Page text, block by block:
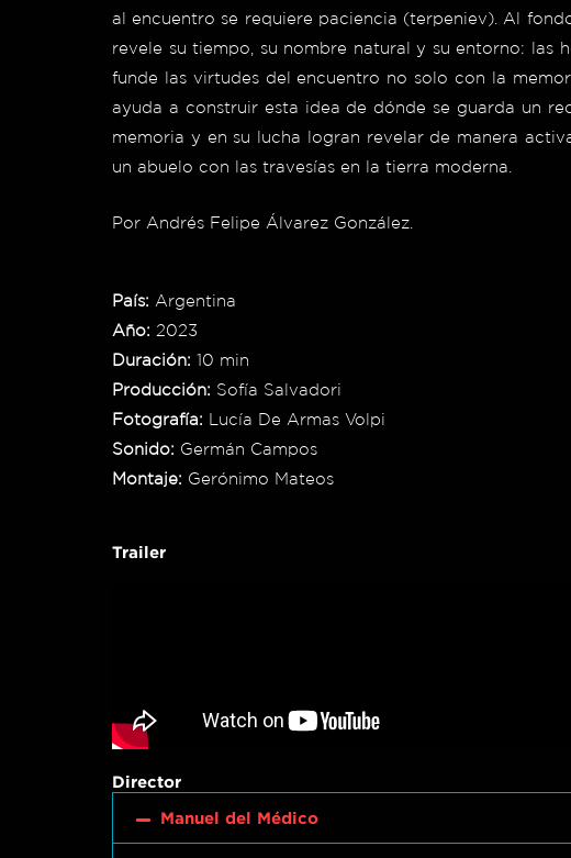
al encuentro se requiere paciencia (terpeniev). Al
revele su tiempo, su nombre natural y su entorno: las
funde las virtudes del encuentro no solo con la
ayuda a construir esta idea de dónde se guarda un
memoria y en su lucha logran revelar de manera
un abuelo con las travesías en la tierra moderna.
Por Andrés Felipe Álvarez González.
País: Argentina
Año: 2023
Duración: 10 min
Producción: Sofía Salvadori
Fotografía: Lucía De Armas Volpi
Sonido: Germán Campos
Montaje: Gerónimo Mateos
Trailer
Director
Manuel del Médico